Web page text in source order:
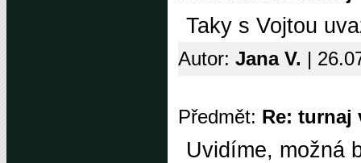
Taky s Vojtou
Autor: Jana V. |
Předmět: Re: turnaj
Uvidíme, možná